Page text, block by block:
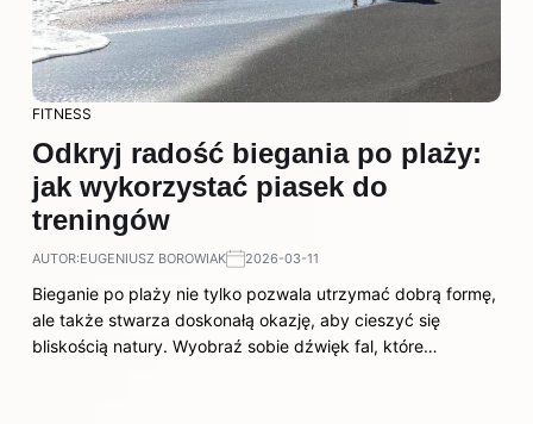
FITNESS
Odkryj radość biegania po plaży:
jak wykorzystać piasek do
treningów
AUTOR:EUGENIUSZ BOROWIAK 2026-03-11
Bieganie po plaży nie tylko pozwala utrzymać dobrą formę,
ale także stwarza doskonałą okazję, aby cieszyć się
bliskością natury. Wyobraź sobie dźwięk fal, które…